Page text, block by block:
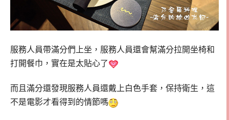
服務人員帶滿分們上坐，服務人員還會幫滿分拉開坐椅和
打開餐巾，實在是太貼心了
而且滿分還發現服務人員還戴上白色手套，保持衛生，這
不是電影才看得到的情節嗎